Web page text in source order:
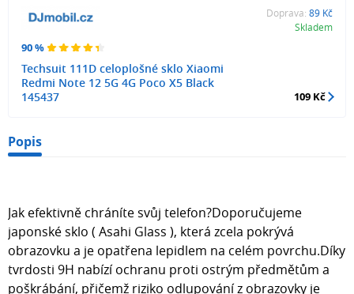
90 %
Techsuit 111D celoplošné sklo Xiaomi
Redmi Note 12 5G 4G Poco X5 Black
145437
Doprava: 89 Kč
Skladem
109 Kč
Popis
Jak efektivně chráníte svůj telefon?Doporučujeme
japonské sklo ( Asahi Glass ), která zcela pokrývá
obrazovku a je opatřena lepidlem na celém povrchu.Díky
tvrdosti 9H nabízí ochranu proti ostrým předmětům a
poškrábání, přičemž riziko odlupování z obrazovky je